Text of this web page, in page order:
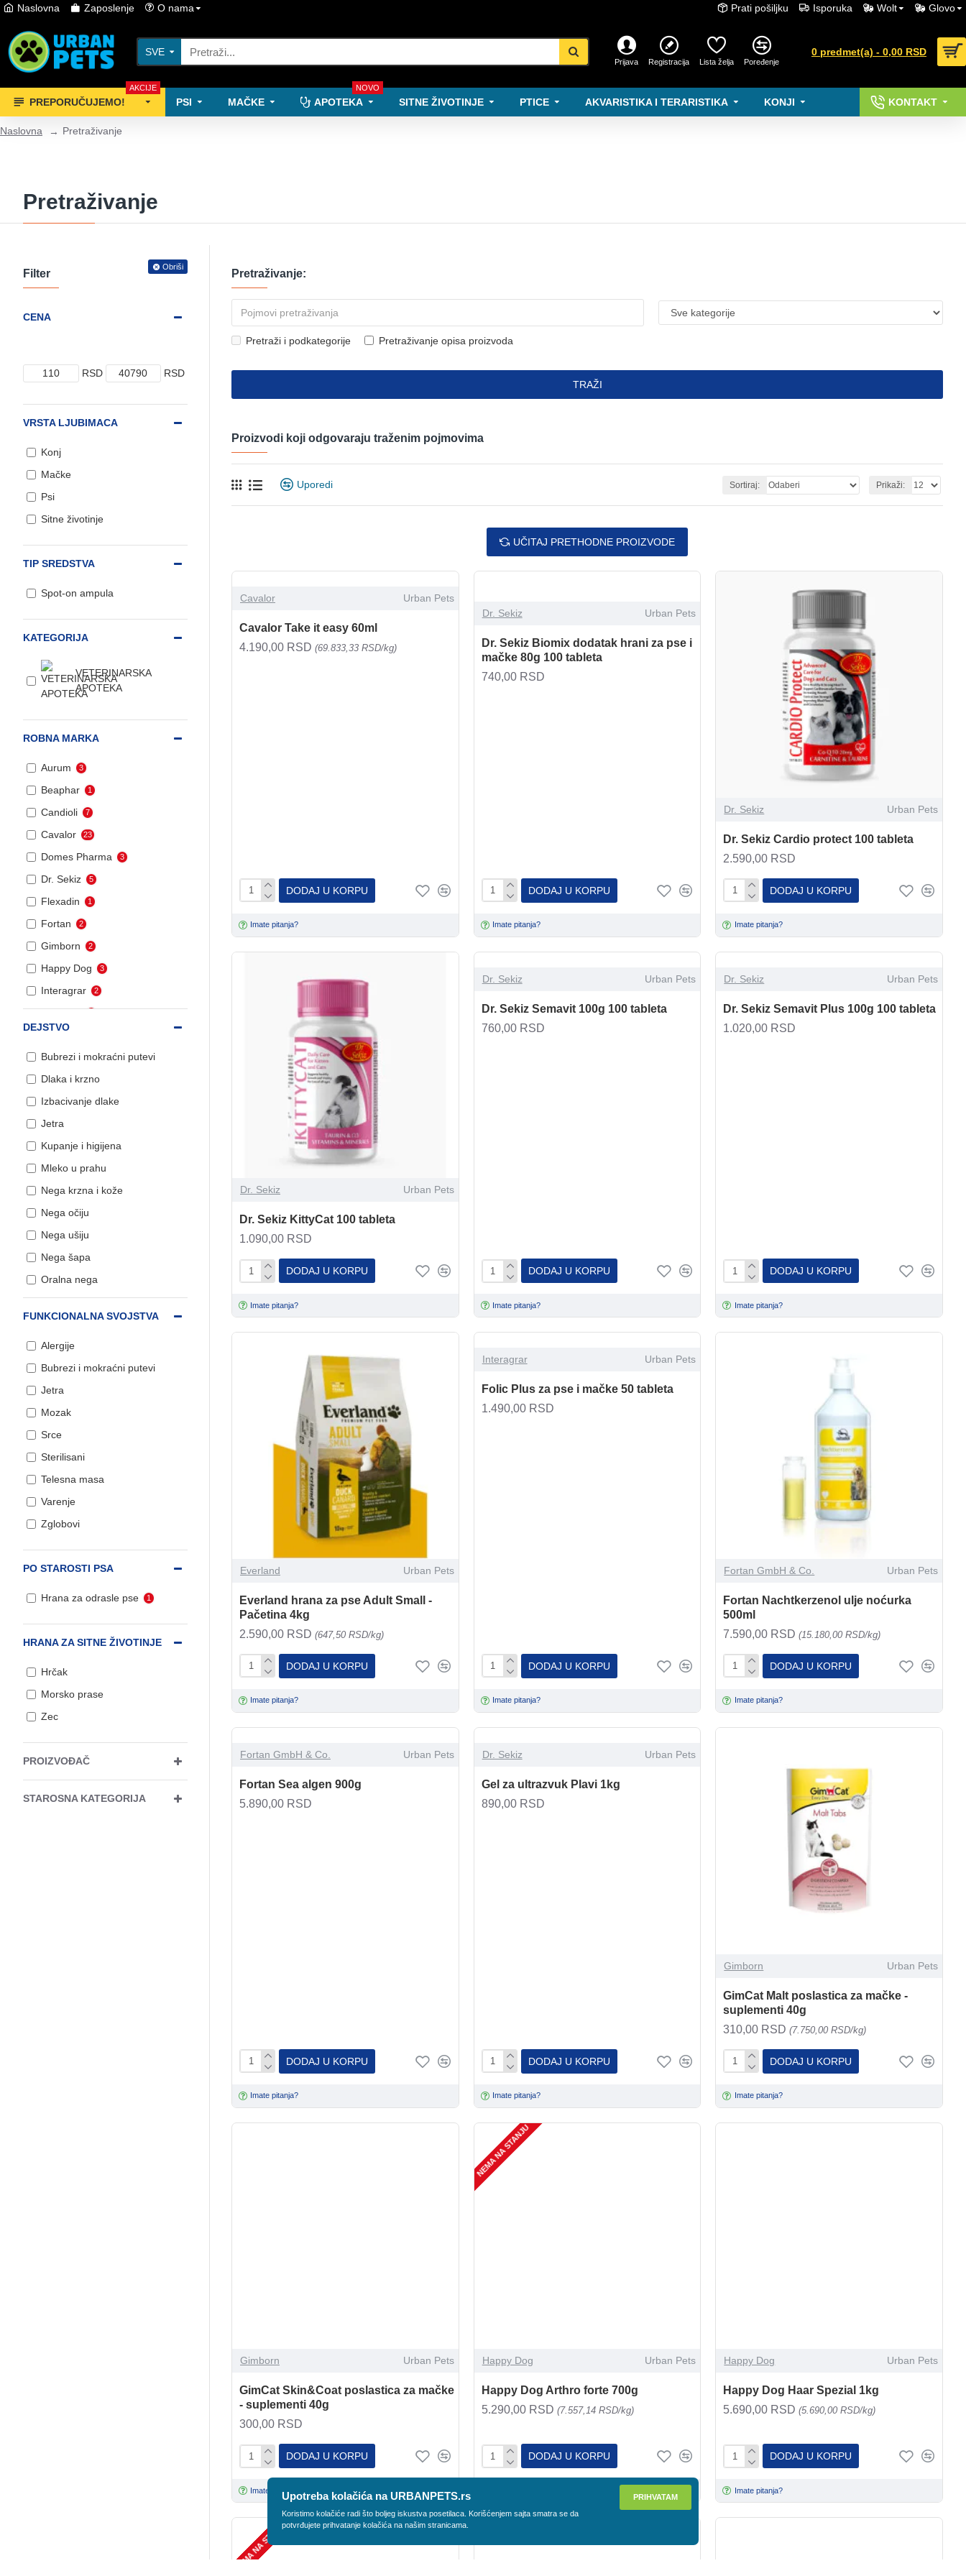
Naslovna Zaposlenje O nama Prati pošiljku Isporuka Wolt Glovo
SVE
Prijava Registracija Lista želja Poređenje
0 predmet(a) - 0,00 RSD
PREPORUČUJEMO!
AKCIJE
PSI MAČKE APOTEKA
NOVO
SITNE ŽIVOTINJE PTICE AKVARISTIKA I TERARISTIKA KONJI KONTAKT
Naslovna Pretraživanje
Pretraživanje
Filter
Obriši
CENA
RSD RSD
KATEGORIJA
VETERINARSKA
APOTEKA
PROIZVOĐAČ
FUNKCIONALNA SVOJSTVA
Alergije
Bubrezi i mokraćni putevi
Jetra
Mozak
Srce
Sterilisani
Telesna masa
Varenje
Zglobovi
ROBNA MARKA
Aurum 3
Beaphar 1
Candioli 7
Cavalor 23
Domes Pharma 3
Dr. Sekiz 5
Flexadin 1
Fortan 2
Gimborn 2
Happy Dog 3
Interagrar 2
Mediport
Pro Nutrition 6
Protexin 3
Regalena 17
Trixie
Vestratek 1
VetExpert 1
VetPlanet 3
VetStar 16
Vet Supplements
VetaPro 10
Vetmedic 15
Wepharm
DEJSTVO
Bubrezi i mokraćni putevi
Dlaka i krzno
Izbacivanje dlake
Jetra
Kupanje i higijena
Mleko u prahu
Nega krzna i kože
Nega očiju
Nega ušiju
Nega šapa
Oralna nega
Protiv bolova
Sredstva za smirenje
Telesna težina
Trening
Varenje i želudac
Vitamini-minerali
Zglobovi, kosti i hrskavice
PO STAROSTI PSA
Hrana za odrasle pse 1
HRANA ZA SITNE ŽIVOTINJE
Hrčak
Morsko prase
Zec
VRSTA LJUBIMACA
Konj
Mačke
Psi
Sitne životinje
STAROSNA KATEGORIJA
TIP SREDSTVA
Spot-on ampula
Pretraživanje:
Pretraži i podkategorije Pretraživanje opisa proizvoda
TRAŽI
Proizvodi koji odgovaraju traženim pojmovima
Uporedi Sortiraj: Prikaži:
UČITAJ PRETHODNE PROIZVODE
Cavalor Urban Pets
Cavalor Take it easy 60ml
4.190,00 RSD (69.833,33 RSD/kg)
DODAJ U KORPU
Imate pitanja?
Dr. Sekiz Urban Pets
Dr. Sekiz Biomix dodatak hrani za pse i
mačke 80g 100 tableta
740,00 RSD
DODAJ U KORPU
Imate pitanja?
Dr. Sekiz Urban Pets
Dr. Sekiz Cardio protect 100 tableta
2.590,00 RSD
DODAJ U KORPU
Imate pitanja?
Dr. Sekiz Urban Pets
Dr. Sekiz KittyCat 100 tableta
1.090,00 RSD
DODAJ U KORPU
Imate pitanja?
Dr. Sekiz Urban Pets
Dr. Sekiz Semavit 100g 100 tableta
760,00 RSD
DODAJ U KORPU
Imate pitanja?
Dr. Sekiz Urban Pets
Dr. Sekiz Semavit Plus 100g 100 tableta
1.020,00 RSD
DODAJ U KORPU
Imate pitanja?
Everland Urban Pets
Everland hrana za pse Adult Small -
Pačetina 4kg
2.590,00 RSD (647,50 RSD/kg)
DODAJ U KORPU
Imate pitanja?
Interagrar Urban Pets
Folic Plus za pse i mačke 50 tableta
1.490,00 RSD
DODAJ U KORPU
Imate pitanja?
Fortan GmbH & Co. Urban Pets
Fortan Nachtkerzenol ulje noćurka
500ml
7.590,00 RSD(15.180,00 RSD/kg)
DODAJ U KORPU
Imate pitanja?
Fortan GmbH & Co. Urban Pets
Fortan Sea algen 900g
5.890,00 RSD
DODAJ U KORPU
Imate pitanja?
Dr. Sekiz Urban Pets
Gel za ultrazvuk Plavi 1kg
890,00 RSD
DODAJ U KORPU
Imate pitanja?
Gimborn Urban Pets
GimCat Malt poslastica za mačke -
suplementi 40g
310,00 RSD(7.750,00 RSD/kg)
DODAJ U KORPU
Imate pitanja?
DODAJ U KORPU
Imate pitanja?
NEMA NA STANJU
Happy Dog
Happy Dog Arthro forte 700g
DODAJ U KORPU
Imate pitanja?
Happy Dog Urban Pets
Happy Dog Haar Spezial 1kg
5.690,00 RSD(5.690,00 RSD/kg)
DODAJ U KORPU
NEMA NA STANJU
Happy Dog Urban Pets
Happy Dog Multivitamin - mineral 1kg
PRIHVATAM
Upotreba kolačića na URBANPETS.rs
Koristimo kolačiće radi što boljeg iskustva posetilaca. Korišćenjem sajta smatra se da
potvrđujete prihvatanje kolačića na našim stranicama.